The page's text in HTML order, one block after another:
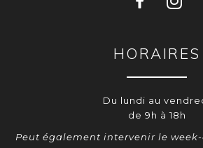
HORAIRES
Du lundi au
de 9h à 18h
Peut également intervenir le